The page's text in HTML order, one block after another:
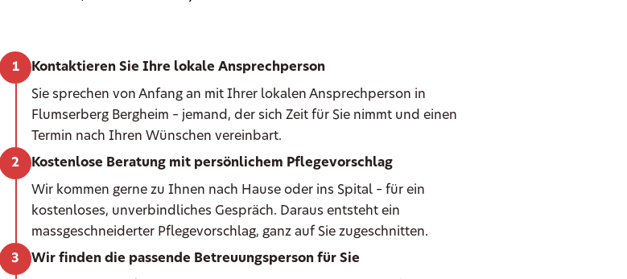
Kontaktieren Sie Ihre lokale Ansprechperson
Sie sprechen von Anfang an mit Ihrer lokalen Ansprechperson in
Flumserberg Bergheim – jemand, der sich Zeit für Sie nimmt und einen
Termin nach Ihren Wünschen vereinbart.
Kostenlose Beratung mit persönlichem Pflegevorschlag
Wir kommen gerne zu Ihnen nach Hause oder ins Spital – für ein
kostenloses, unverbindliches Gespräch. Daraus entsteht ein
massgeschneiderter Pflegevorschlag, ganz auf Sie zugeschnitten.
Wir finden die passende Betreuungsperson für Sie